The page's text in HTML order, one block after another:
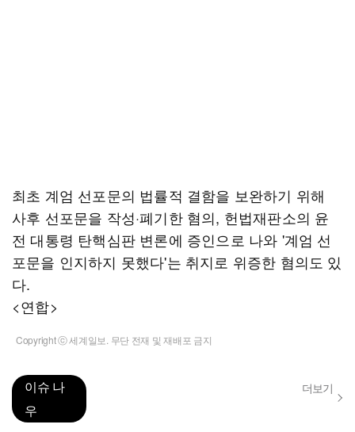
최초 계엄 선포문의 법률적 결함을 보완하기 위해
사후 선포문을 작성·폐기한 혐의, 헌법재판소의 윤
전 대통령 탄핵심판 변론에 증인으로 나와 '계엄 선
포문을 인지하지 못했다'는 취지로 위증한 혐의도 있
다.
<연합>
Copyright ⓒ 세계일보. 무단 전재 및 재배포 금지
이슈 나
우
더보기